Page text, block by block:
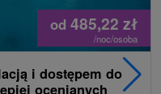
od 485,22 zł
/noc/osoba
i dostępem do
ocenianych